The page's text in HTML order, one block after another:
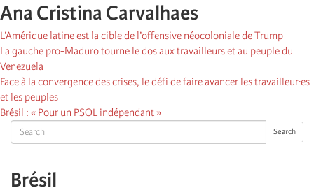
Search Search
Brésil
Ana Cristina Carvalhaes
L’Amérique latine est la cible de l’offensive néocoloniale de Trump
La gauche pro-Maduro tourne le dos aux travailleurs et au peuple du
Venezuela
Face à la convergence des crises, le défi de faire avancer les travailleur·es
et les peuples
Brésil : « Pour un PSOL indépendant »